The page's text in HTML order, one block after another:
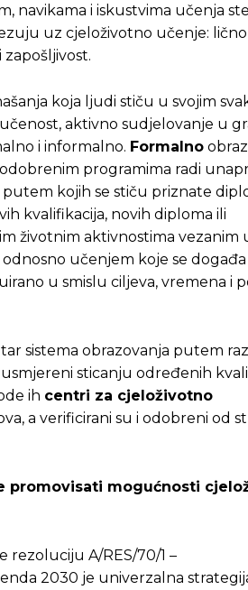
da živi!
priču da živi, Redakcija
da živi!
priču da živi, Redakcija
navikama i iskustvima učenja
uz cjeloživotno učenje: lično
koja ljudi stiču u svojim
aktivno sudjelovanje u
i informalno. Formalno
programima radi
kojih se stiču priznate
kvalifikacija, novih diploma ili
životnim aktivnostima vezanim
učenjem koje se
u smislu ciljeva, vremena i
sistema obrazovanja putem
sticanju određenih
ih centri za cjeloživotno
a verificirani su i odobreni od
promovisati mogućnosti
rezoluciju A/RES/70/1 –
2030 je univerzalna